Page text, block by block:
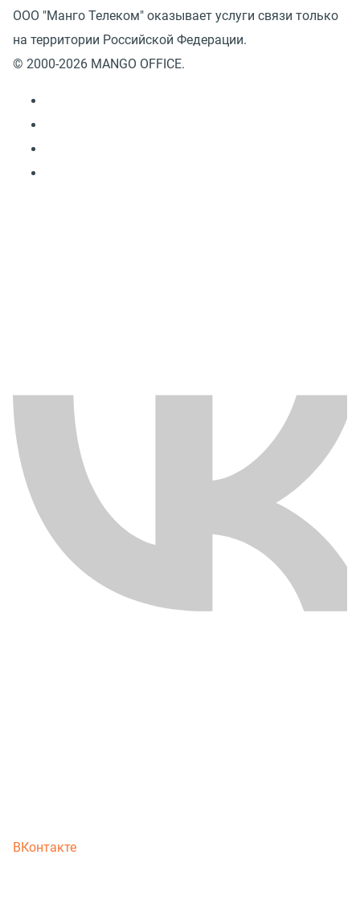
ООО "Манго Телеком" оказывает услуги связи только
на территории Российской Федерации.
© 2000-2026 MANGO OFFICE.
ВКонтакте